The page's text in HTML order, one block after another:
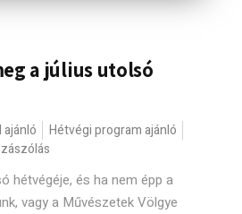
a július utolsó
ajánló
Hétvégi program ajánló
hétvégéje, és ha nem épp a
vagy a Művészetek Völgye